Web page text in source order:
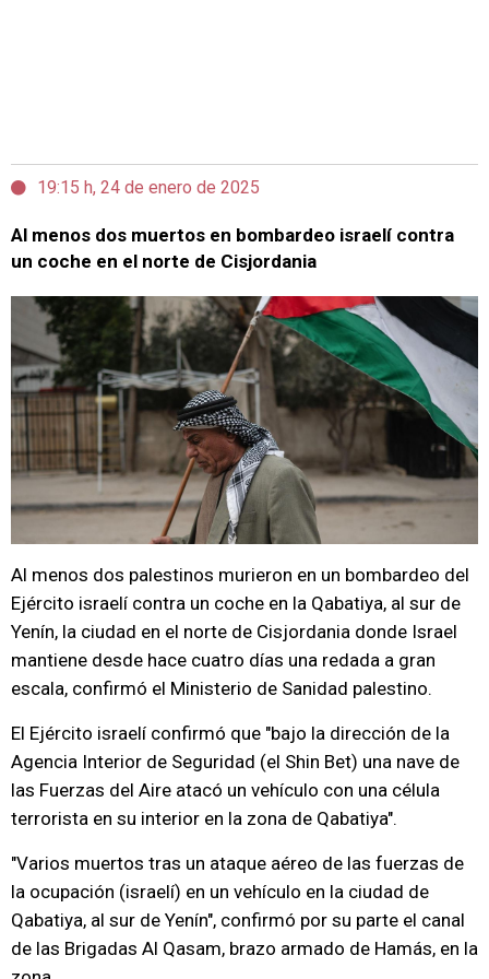
19:15 h, 24 de enero de 2025
Al menos dos muertos en bombardeo israelí contra
un coche en el norte de Cisjordania
Al menos dos palestinos murieron en un bombardeo del
Ejército israelí contra un coche en la Qabatiya, al sur de
Yenín, la ciudad en el norte de Cisjordania donde Israel
mantiene desde hace cuatro días una redada a gran
escala, confirmó el Ministerio de Sanidad palestino.
El Ejército israelí confirmó que "bajo la dirección de la
Agencia Interior de Seguridad (el Shin Bet) una nave de
las Fuerzas del Aire atacó un vehículo con una célula
terrorista en su interior en la zona de Qabatiya".
"Varios muertos tras un ataque aéreo de las fuerzas de
la ocupación (israelí) en un vehículo en la ciudad de
Qabatiya, al sur de Yenín", confirmó por su parte el canal
de las Brigadas Al Qasam, brazo armado de Hamás, en la